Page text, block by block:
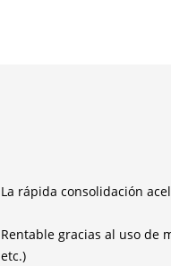
La rápida consolidación
Rentable gracias al uso de
etc.)